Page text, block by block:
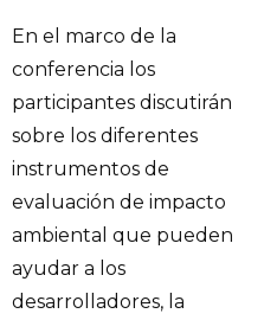
En el marco de la
conferencia los
participantes discutirán
sobre los diferentes
instrumentos de
evaluación de impacto
ambiental que pueden
ayudar a los
desarrolladores, la